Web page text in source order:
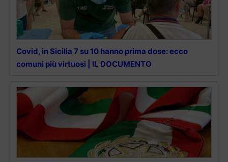
Covid, in Sicilia 7 su 10 hanno prima dose: ecco
comuni più virtuosi | IL DOCUMENTO